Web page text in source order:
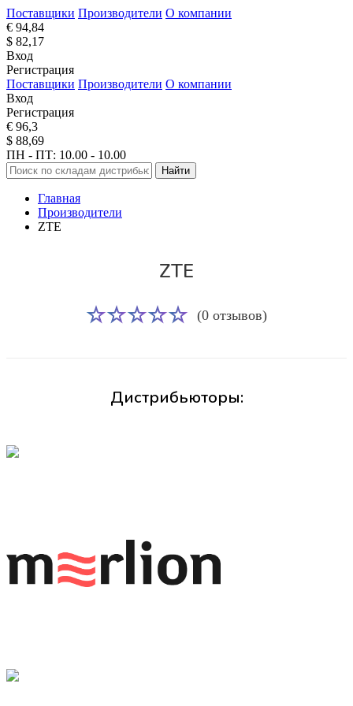
Поставщики Производители О компании
€ 94,84
$ 82,17
Вход
Регистрация
Поставщики Производители О компании
Вход
Регистрация
€ 96,3
$ 88,69
ПН - ПТ: 10.00 - 10.00
Найти
Главная
Производители
ZTE
ZTE
(0 отзывов)
Дистрибьюторы: